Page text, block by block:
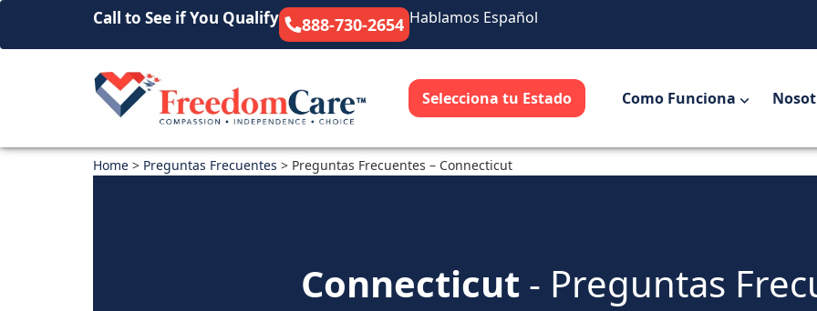
Call to See if You Qualify 888-730-2654 Hablamos Español
Selecciona tu Estado Como Funciona
Home > Preguntas Frecuentes > Preguntas Frecuentes – Connecticut
Connecticut - Preguntas